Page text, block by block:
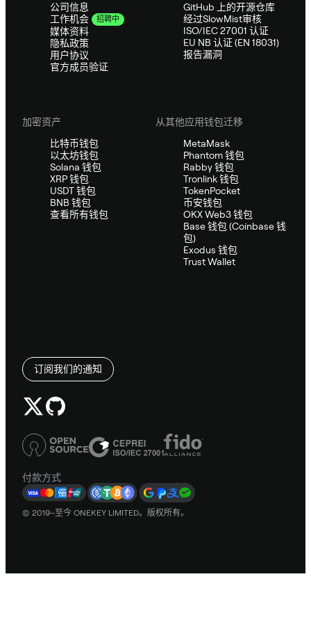
公司信息
工作机会
招聘中
媒体资料
隐私政策
用户协议
官方成员验证
GitHub 上的开源仓库
经过SlowMist审核
ISO/IEC 27001 认证
EU NB 认证 (EN 18031)
报告漏洞
加密资产
比特币钱包
以太坊钱包
Solana 钱包
XRP 钱包
USDT 钱包
BNB 钱包
查看所有钱包
从其他应用钱包迁移
MetaMask
Phantom 钱包
Rabby 钱包
Tronlink 钱包
TokenPocket
币安钱包
OKX Web3 钱包
Base 钱包 (Coinbase 钱
包)
Exodus 钱包
Trust Wallet
订阅我们的通知
付款方式
© 2019–至今 ONEKEY LIMITED。版权所有。